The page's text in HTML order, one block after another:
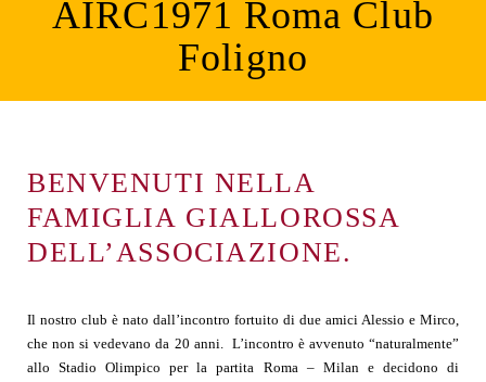
AIRC1971 Roma Club
Foligno
BENVENUTI NELLA
FAMIGLIA GIALLOROSSA
DELL’ASSOCIAZIONE.
Il nostro club è nato dall’incontro fortuito di due amici Alessio e Mirco,
che non si vedevano da 20 anni. L’incontro è avvenuto “naturalmente”
allo Stadio Olimpico per la partita Roma – Milan e decidono di